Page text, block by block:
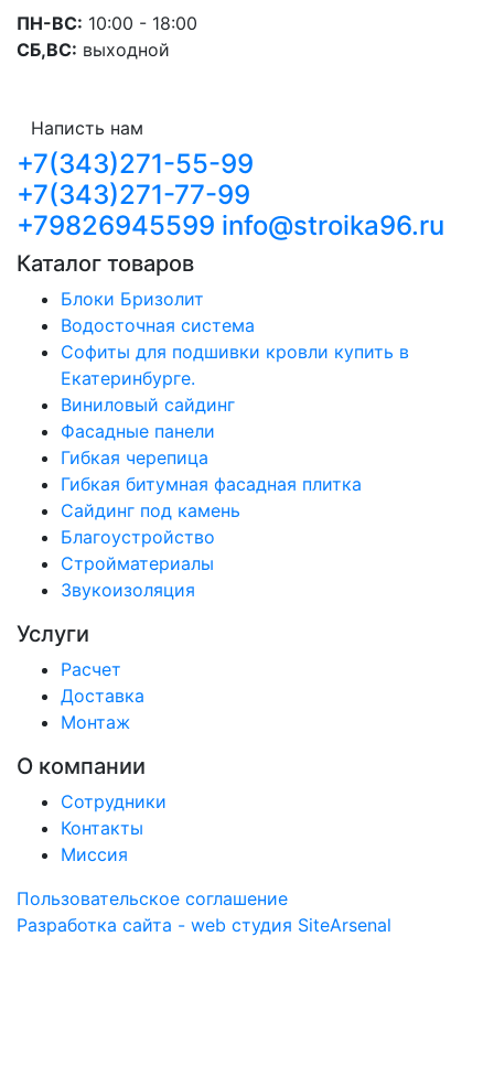
ПН-ВС: 10:00 - 18:00
СБ,ВС: выходной
Написть нам
+7(343)271-55-99
+7(343)271-77-99
+79826945599 info@stroika96.ru
Каталог товаров
Блоки Бризолит
Водосточная система
Софиты для подшивки кровли купить в
Екатеринбурге.
Виниловый сайдинг
Фасадные панели
Гибкая черепица
Гибкая битумная фасадная плитка
Сайдинг под камень
Благоустройство
Стройматериалы
Звукоизоляция
Услуги
Расчет
Доставка
Монтаж
О компании
Сотрудники
Контакты
Миссия
Пользовательское соглашение
Разработка сайта - web студия SiteArsenal